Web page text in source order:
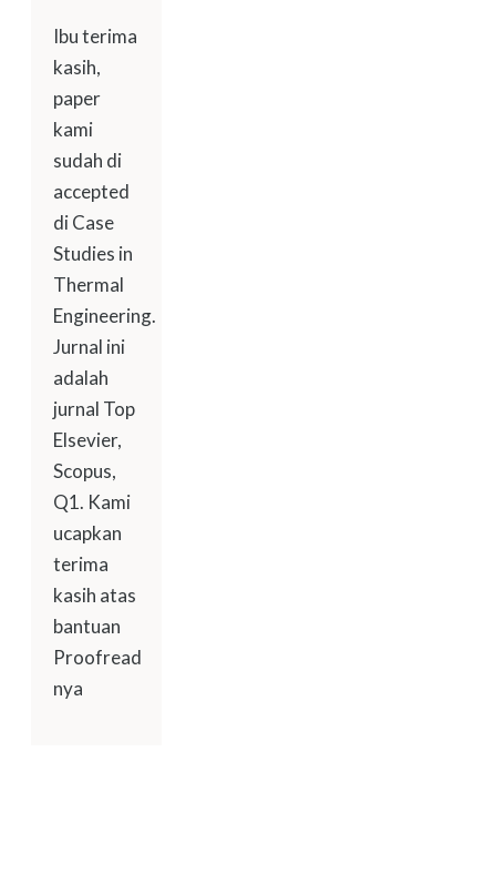
Ibu terima
kasih,
paper
kami
sudah di
accepted
di Case
Studies in
Thermal
Engineering.
Jurnal ini
adalah
jurnal Top
Elsevier,
Scopus,
Q1. Kami
ucapkan
terima
kasih atas
bantuan
Proofread
nya